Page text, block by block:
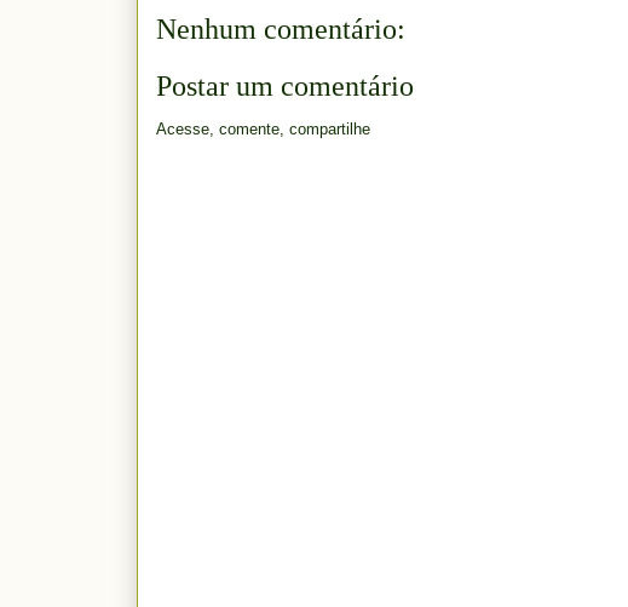
Nenhum comentário:
Postar um comentário
Acesse, comente, compartilhe